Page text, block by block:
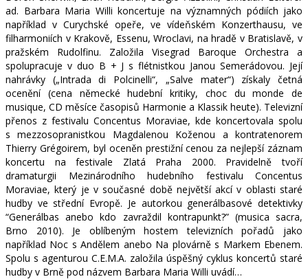
ad. Barbara Maria Willi koncertuje na významných pódiích jako
například v Curychské opeře, ve vídeňském Konzerthausu, ve
filharmoniích v Krakově, Essenu, Wroclavi, na hradě v Bratislavě, v
pražském Rudolfinu. Založila Visegrad Baroque Orchestra a
spolupracuje v duo B + J s flétnistkou Janou Semerádovou. Její
nahrávky („Intrada di Polcinelli“, „Salve mater“) získaly četná
ocenění (cena německé hudební kritiky, choc du monde de
musique, CD měsíce časopisů Harmonie a Klassik heute). Televizní
přenos z festivalu Concentus Moraviae, kde koncertovala spolu
s mezzosopranistkou Magdalenou Koženou a kontratenorem
Thierry Grégoirem, byl oceněn prestižní cenou za nejlepší záznam
koncertu na festivale Zlatá Praha 2000. Pravidelně tvoří
dramaturgii Mezinárodního hudebního festivalu Concentus
Moraviae, který je v současné době největší akcí v oblasti staré
hudby ve střední Evropě. Je autorkou generálbasové detektivky
“Generálbas anebo kdo zavraždil kontrapunkt?” (musica sacra,
Brno 2010). Je oblíbeným hostem televizních pořadů jako
například Noc s Andělem anebo Na plovárně s Markem Ebenem.
Spolu s agenturou C.E.M.A. založila úspěšný cyklus koncertů staré
hudby v Brně pod názvem Barbara Maria Willi uvádí…